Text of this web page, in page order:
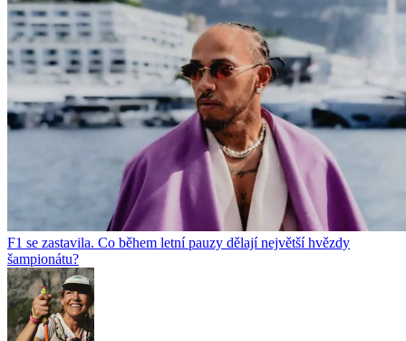
F1 se zastavila. Co během letní pauzy dělají největší hvězdy
šampionátu?